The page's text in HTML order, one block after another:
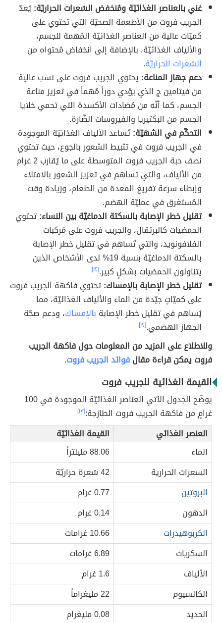
غني بالعناصر الغذائيّة ومُنخفض السُعرات الحراريّة:يُعدّ
الجريب فروت من الأطعمة الصحيّة التي تحتوي على
كميّات عالية من العناصر الغذائيّة المُهمة للجسم،
والألياف الغذائيّة، بالإضافة إلى انخفاض مُحتواه من
السُعرات الحراريّة.
دعم جهاز المناعة: يحتوي الجريب فروت على نسب عالية
من فيتامين ج الذي يؤدي دوراً مُهماً في تعزيز مناعة
الجسم، كما أنّه من مُضادات الأكسدة التي تحمي خلايا
الجسم من البكتيريا والفيروسات الضّارة.
التحكّم في الشهيّة:تُساعد الألياف الغذائيّة الموجودة
في الجريب فروت في تثبيط الشعور بالجوع، حيث تحتوي
نصف حبة الجريب فروت المتوسطة على ما يُقارب 2 غرام
من الألياف، والتي تساهم في تعزيز الشعور بالامتلاء
وإبطاء سرعة تفريغ المعدة من الطعام، وزيادة وقت
المُستغرق في عمليّة الهضم.
تقليل خطر الإصابة بالسكتة الدماغيّة بين النساء:تحتوي
الحمضيات كالبرتقال، والجريب فروت على مُركبات
الفلافونويد، والتي تُساهم في تقليل خطر الإصابة
بالسكتة الدماغيّة بنسبة 19% لدى الأشخاص الذين
يتناولون الحمضيات بشكلٍ كبير.[١٢]
تقليل خطر الإصابة بالإمساك:تحتوي فاكهة الجريب فروت
على كميّاتٍ جيّدة من الماء والألياف الغذائيّة، مما
يُساهم في تقليل خطر الإصابة بالإمساك، ودعم صحّة
الجهاز الهضمي.[١٢]
وللاطلاع على المزيد من المعلومات حول فاكهة الجريب
فروت يمكن قراءة مقالفوائد الجريب فروت.
القيمة الغذائية للجريب فروت
يوضّح الجدول الآتي العناصر الغذائيّة الموجودة في 100
غرامٍ من فاكهة الجريب فروت الطازجة:[١٣]
العنصر الغذائي
القيمة الغذائيّة
الماء
88.06 مليلتراً
السعرات الحرارية
42 سُعرة حراريّة
البروتين
0.77 غرام
الدهون
0.14 غرام
الكربوهيدرات
10.66 غرامات
السكريات
6.89 غرامات
الألياف
1.6 غرام
الكالسيوم
22 مليغراماً
الحديد
0.08 مليغرام